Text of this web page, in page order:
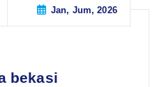
Jan, Jum, 2026
bekasi